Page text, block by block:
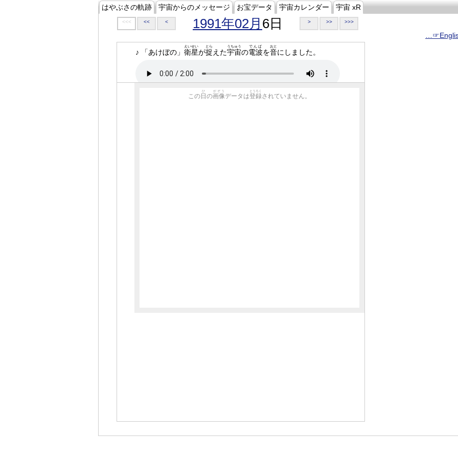
はやぶさの軌跡 宇宙からのメッセージ お宝データ 宇宙カレンダー 宇宙 xR
<<< << < 1991年02月 6日 > >> >>>
♪ 「あけぼの」 衛星
えいせい
が捉
とら
えた宇宙
うちゅう
の電波
でんぱ
を音
おと
にしました。
この 日
ひ
の画像
がぞう
データは登録
とうろく
されていません。